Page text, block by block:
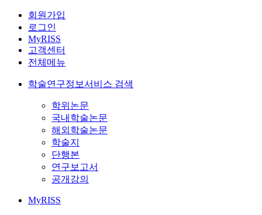
회원가입
로그인
MyRISS
고객센터
전체메뉴
학술연구정보서비스 검색
학위논문
국내학술논문
해외학술논문
학술지
단행본
연구보고서
공개강의
MyRISS